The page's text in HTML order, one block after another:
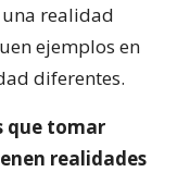
una realidad
ejemplos en
diferentes.
que tomar
realidades